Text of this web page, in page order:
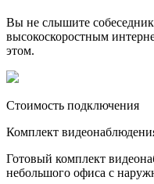
Вы не слышите
высокоскоростным
этом.
Стоимость подключения
Комплект
Готовый комплект
небольшого офиса с